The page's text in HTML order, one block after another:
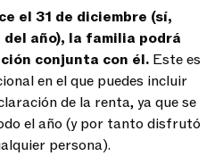
el 31 de diciembre (sí,
año), la familia podrá
conjunta con él. Este es
en el que puedes incluir
de la renta, ya que se
el año (y por tanto disfrutó
persona).